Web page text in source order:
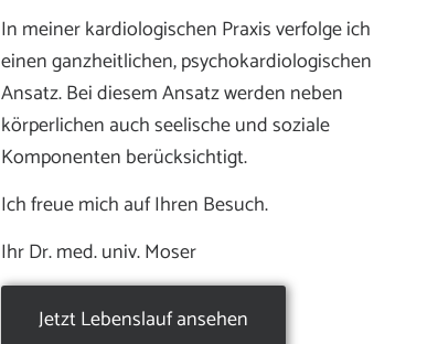
In meiner kardiologischen Praxis verfolge ich
einen ganzheitlichen, psychokardiologischen
Ansatz. Bei diesem Ansatz werden neben
körperlichen auch seelische und soziale
Komponenten berücksichtigt.
Ich freue mich auf Ihren Besuch.
Ihr Dr. med. univ. Moser
Jetzt Lebenslauf ansehen